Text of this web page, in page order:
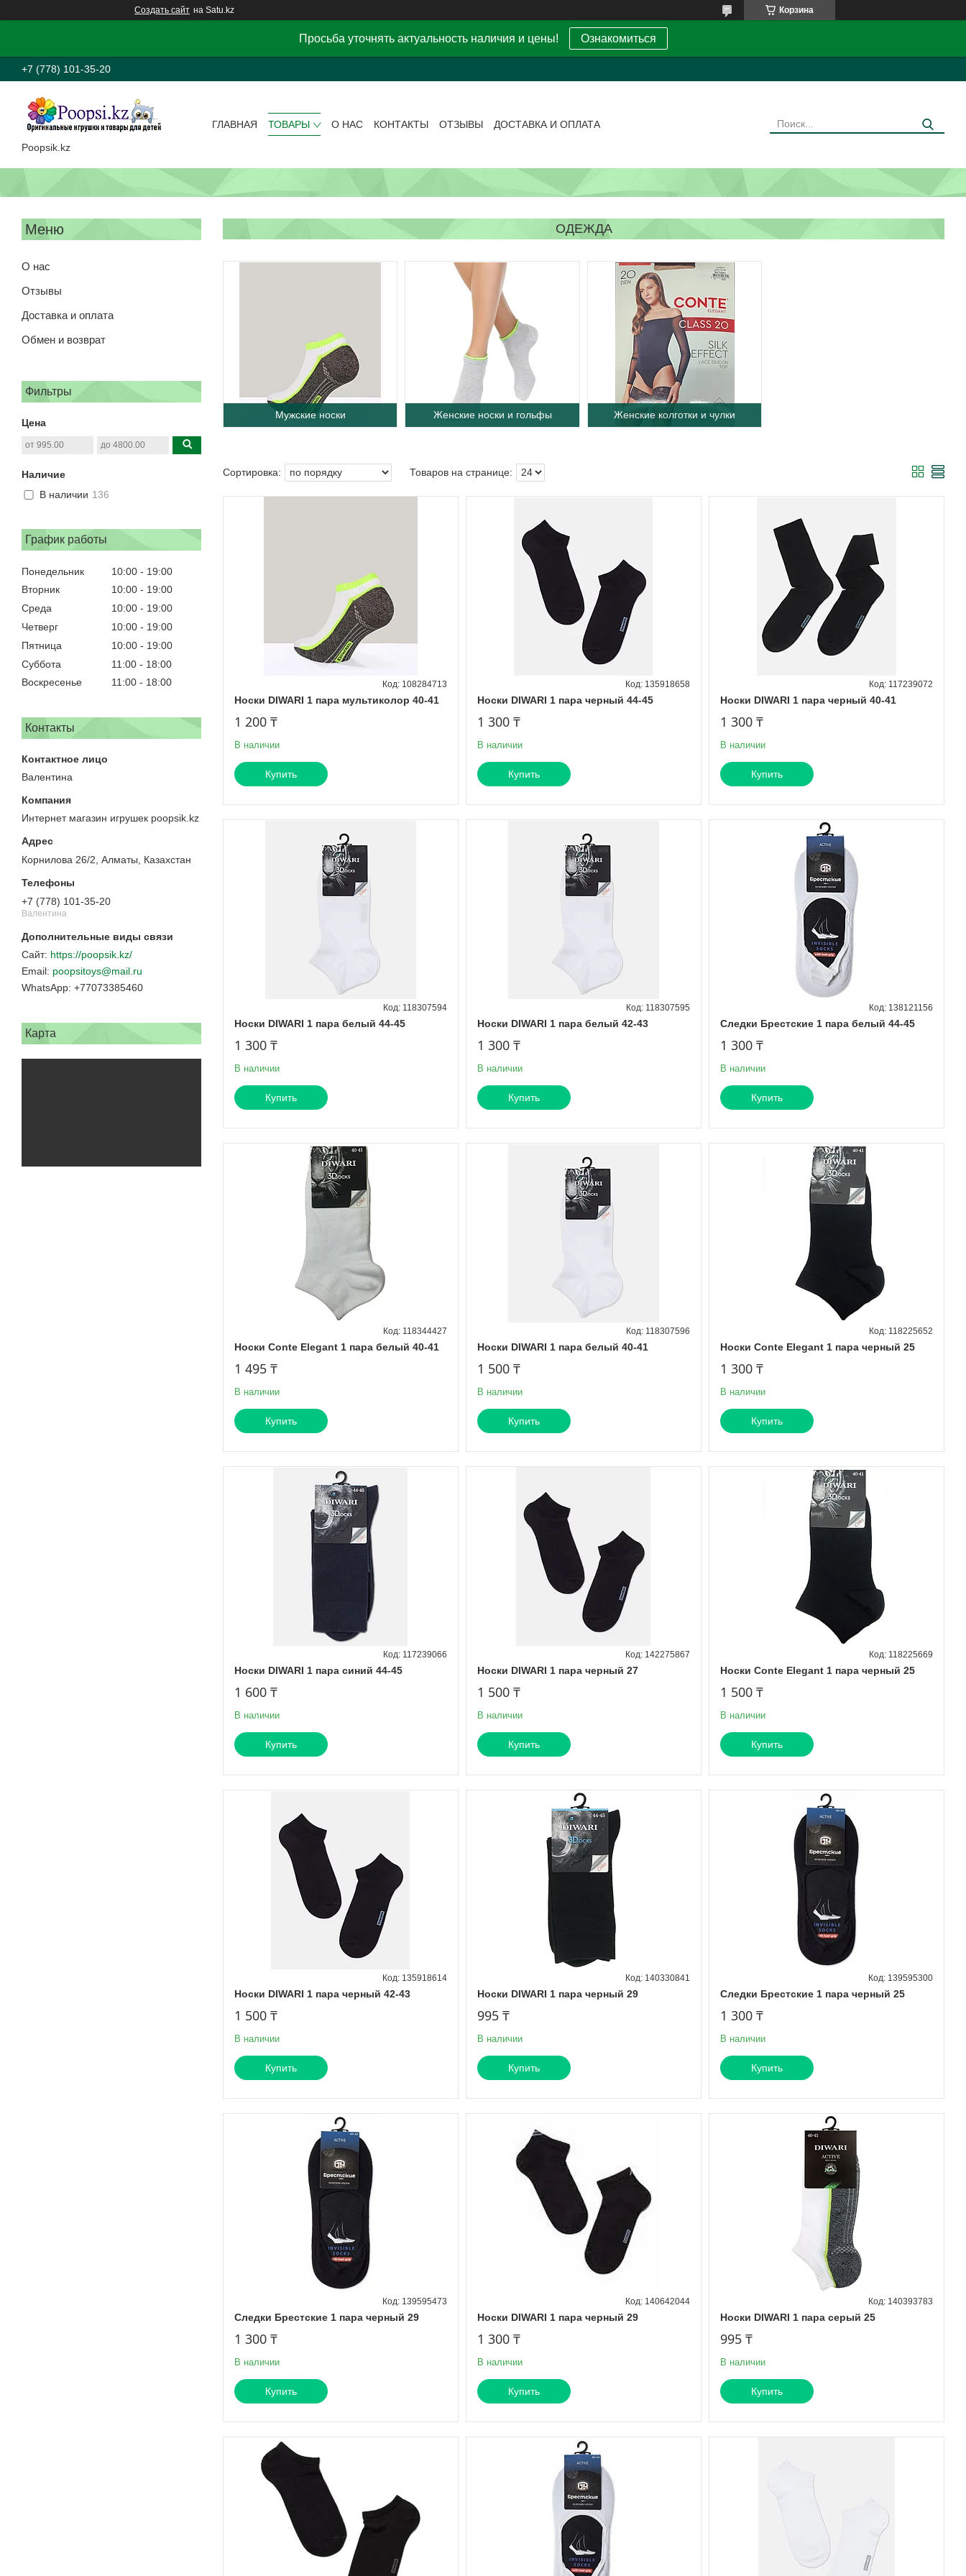
Создать сайт на Satu.kz Корзина
Просьба уточнять актуальность наличия и цены! Ознакомиться
+7 (778) 101-35-20
Poopsik.kz
ГЛАВНАЯ ТОВАРЫ О НАС КОНТАКТЫ ОТЗЫВЫ ДОСТАВКА И ОПЛАТА
О нас
Отзывы
Доставка и оплата
Обмен и возврат
Фильтры
Цена
Наличие
В наличии 136
График работы
Понедельник 10:00
19:00
Вторник
10:00
19:00
Среда
10:00
19:00
Четверг
10:00
19:00
Пятница
10:00
19:00
Суббота
11:00
18:00
Воскресенье
11:00 18:00
Контакты
Валентина
Интернет магазин игрушек poopsik.kz
Корнилова 26/2, Алматы, Казахстан
+7 (778) 101-35-20
Валентина
https://poopsik.kz/
poopsitoys@mail.ru
+77073385460
Карта
ОДЕЖДА
Мужские носки Женские носки и гольфы Женские колготки и чулки
Носки DIWARI 1 пара мультиколор 40-41
108284713
1 200 ₸
В наличии
Купить
Носки DIWARI 1 пара черный 44-45
135918658
1 300 ₸
В наличии
Купить
Носки DIWARI 1 пара черный 40-41
117239072
1 300 ₸
В наличии
Купить
Носки DIWARI 1 пара белый 44-45
118307594
1 300 ₸
В наличии
Купить
Носки DIWARI 1 пара белый 42-43
118307595
1 300 ₸
В наличии
Купить
Следки Брестские 1 пара белый 44-45
138121156
1 300 ₸
В наличии
Купить
Носки Conte Elegant 1 пара белый 40-41
118344427
1 495 ₸
В наличии
Купить
Носки DIWARI 1 пара белый 40-41
118307596
1 500 ₸
В наличии
Купить
Носки Conte Elegant 1 пара черный 25
118225652
1 300 ₸
В наличии
Купить
Носки DIWARI 1 пара синий 44-45
117239066
1 600 ₸
В наличии
Купить
Носки DIWARI 1 пара черный 27
142275867
1 500 ₸
В наличии
Купить
Носки Conte Elegant 1 пара черный 25
118225669
1 500 ₸
В наличии
Купить
Носки DIWARI 1 пара черный 42-43
135918614
1 500 ₸
В наличии
Купить
Носки DIWARI 1 пара черный 29
140330841
995 ₸
В наличии
Купить
Следки Брестские 1 пара черный 25
139595300
1 300 ₸
В наличии
Купить
Следки Брестские 1 пара черный 29
139595473
1 300 ₸
В наличии
Купить
Носки DIWARI 1 пара черный 29
140642044
1 300 ₸
В наличии
Купить
Носки DIWARI 1 пара серый 25
140393783
995 ₸
В наличии
Купить